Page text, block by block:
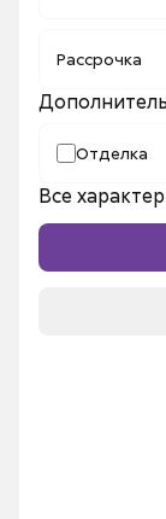
Рассрочка
Отделка
Все
Название ЖК